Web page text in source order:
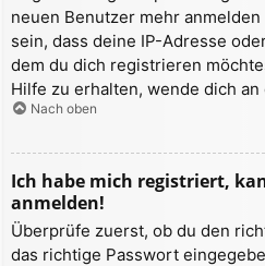
neuen Benutzer mehr
sein, dass deine IP-Adresse
dem du dich registrieren
Hilfe zu erhalten, wende dich
Nach oben
Ich habe mich registriert,
anmelden!
Überprüfe zuerst, ob du den
das richtige Passwort